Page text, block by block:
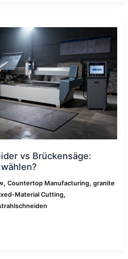
vs Brückensäge:
,Countertop Manufacturing,granite
Material Cutting,